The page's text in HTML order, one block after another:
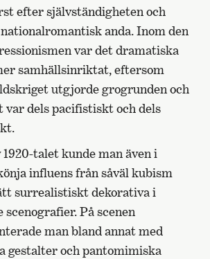
efter självständigheten och
anda. Inom den
var det dramatiska
samhällsinriktat, eftersom
utgjorde grogrunden och
var dels pacifistiskt och dels
talet kunde man även i
influens från såväl kubism
surrealistiskt dekorativa i
scenografier. På scenen
man bland annat med
gestalter och pantomimiska